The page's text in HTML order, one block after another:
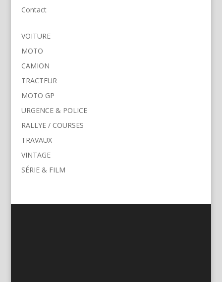
Contact
VOITURE
MOTO
CAMION
TRACTEUR
MOTO GP
URGENCE & POLICE
RALLYE / COURSES
TRAVAUX
VINTAGE
SÉRIE & FILM